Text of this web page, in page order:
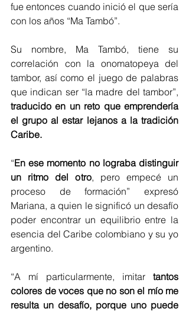
fue entonces cuando inició el que sería
con los años “Ma Tambó”.
Su nombre, Ma Tambó, tiene su
correlación con la onomatopeya del
tambor, así como el juego de palabras
traducido en un reto que emprendería
el grupo al estar lejanos a la tradición
Caribe.
“En ese momento no lograba distinguir
un ritmo del otro, pero empecé un
proceso de formación” expresó
Mariana, a quien le significó un desafío
poder encontrar un equilibrio entre la
esencia del Caribe colombiano y su yo
argentino.
“A mí particularmente, imitar tantos
colores de voces que no son el mío me
resulta un desafío, porque uno puede